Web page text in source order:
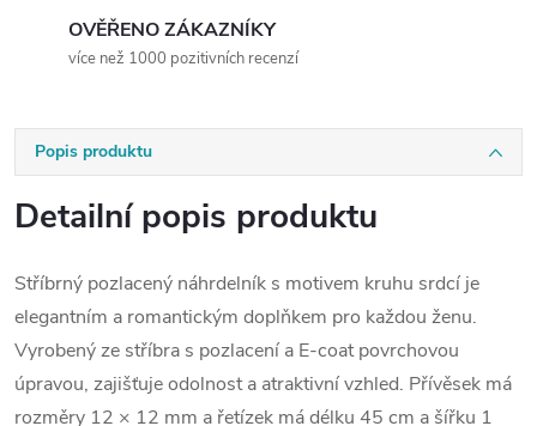
OVĚŘENO ZÁKAZNÍKY
více než 1000 pozitivních recenzí
Popis produktu
Detailní popis produktu
Stříbrný pozlacený náhrdelník s motivem kruhu srdcí je
elegantním a romantickým doplňkem pro každou ženu.
Vyrobený ze stříbra s pozlacení a E-coat povrchovou
úpravou, zajišťuje odolnost a atraktivní vzhled. Přívěsek má
rozměry 12 × 12 mm a řetízek má délku 45 cm a šířku 1